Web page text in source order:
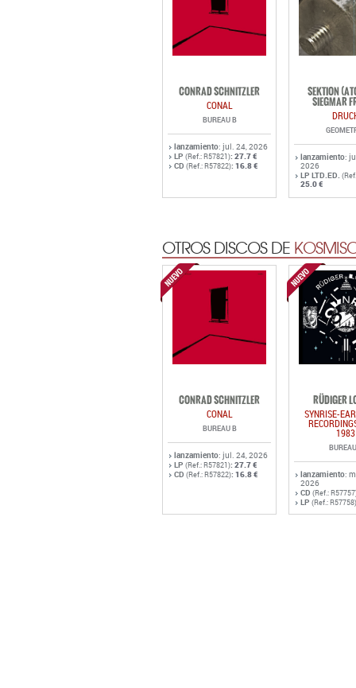
CONRAD SCHNITZLER
CONAL
BUREAU B
lanzamiento: jul. 24, 2026
LP (Ref.: R57821): 27.7 €
CD (Ref.: R57822): 16.8 €
SEKTION
SIEGMAR
lanzamiento:
2026
LP LTD.ED.
25.0 €
OTROS DISCOS DE
CONRAD SCHNITZLER
CONAL
BUREAU B
lanzamiento: jul. 24, 2026
LP (Ref.: R57821): 27.7 €
CD (Ref.: R57822): 16.8 €
RÜDIGER
SYNRISE-
1983
lanzamiento:
2026
CD (Ref.:
LP (Ref.: R57758)